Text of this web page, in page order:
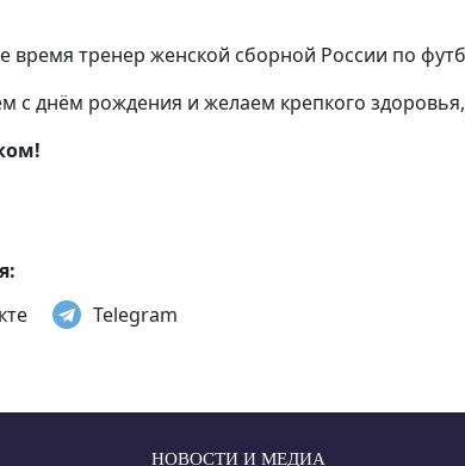
время тренер женской сборной России по
с днём рождения и желаем крепкого
Telegram
НОВОСТИ И МЕДИА